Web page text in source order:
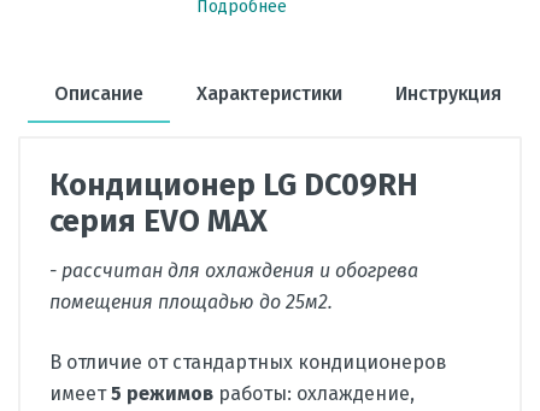
Подробнее
Описание Характеристики Инструкция
Кондиционер LG DC09RH
серия EVO MAX
- рассчитан для охлаждения и обогрева
помещения площадью до 25м2.
В отличие от стандартных кондиционеров
имеет5 режимов работы: охлаждение,